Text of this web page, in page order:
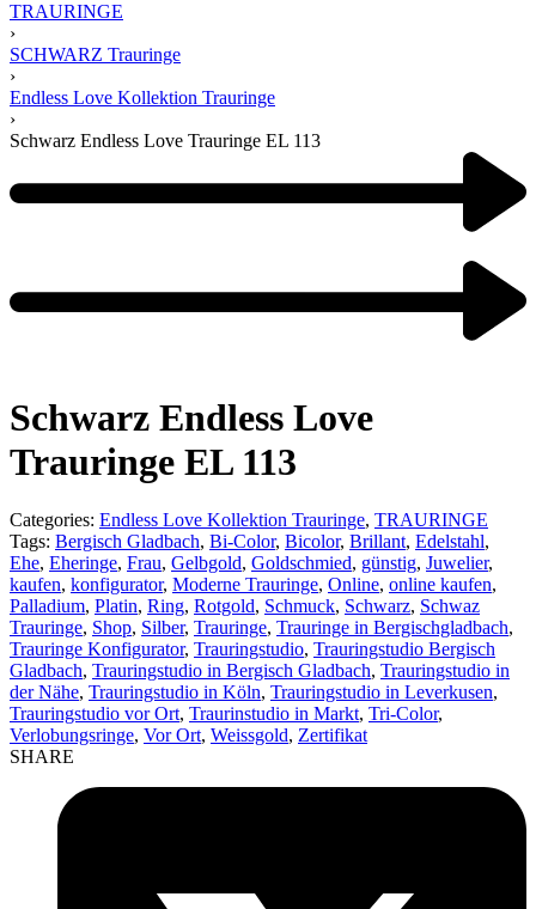
TRAURINGE
›
SCHWARZ Trauringe
›
Endless Love Kollektion Trauringe
›
Schwarz Endless Love Trauringe EL 113
navigation
Schwarz Endless Love
Trauringe EL 113
Categories: Endless Love Kollektion Trauringe, TRAURINGE
Tags: Bergisch Gladbach, Bi-Color, Bicolor, Brillant, Edelstahl,
Ehe, Eheringe, Frau, Gelbgold, Goldschmied, günstig, Juwelier,
kaufen, konfigurator, Moderne Trauringe, Online, online kaufen,
Palladium, Platin, Ring, Rotgold, Schmuck, Schwarz, Schwaz
Trauringe, Shop, Silber, Trauringe, Trauringe in Bergischgladbach,
Trauringe Konfigurator, Trauringstudio, Trauringstudio Bergisch
Gladbach, Trauringstudio in Bergisch Gladbach, Trauringstudio in
der Nähe, Trauringstudio in Köln, Trauringstudio in Leverkusen,
Trauringstudio vor Ort, Traurinstudio in Markt, Tri-Color,
Verlobungsringe, Vor Ort, Weissgold, Zertifikat
SHARE